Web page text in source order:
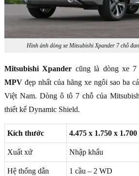
Hình ảnh dòng xe Mitsubishi Xpander 7 chỗ
Mitsubishi Xpander cũng là dòng xe 7
MPVđẹp nhất của hãng xe ngôi sao ba
Việt Nam. Dòng ô tô 7 chỗ của
thiết kế Dynamic Shield.
Kích thước 4.475 x 1.750 x
Xuất xứ Nhập khẩu
Hệ thống dẫn
1 cầu – 2 WD